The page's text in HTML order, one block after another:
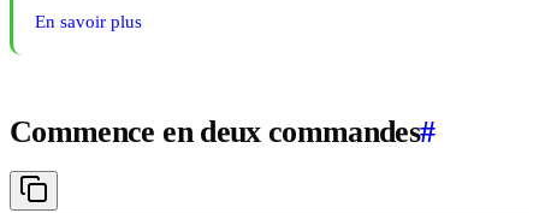
En savoir plus
Commence en deux commandes#